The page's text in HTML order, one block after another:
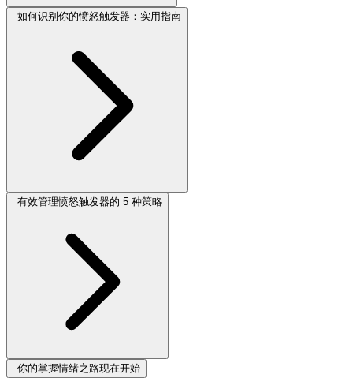
如何识别你的愤怒触发器：实用指南
有效管理愤怒触发器的 5 种策略
你的掌握情绪之路现在开始